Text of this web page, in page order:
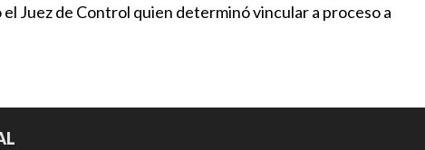
a probable responsable de
sin tregua con la
Juez de Control quien determinó vincular a proceso a